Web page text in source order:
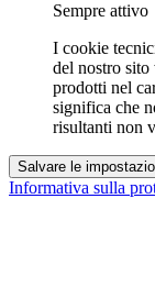
Sempre attivo
I cookie
del nostro sito
prodotti nel
significa che
risultanti non
Salvare le
Informativa sulla